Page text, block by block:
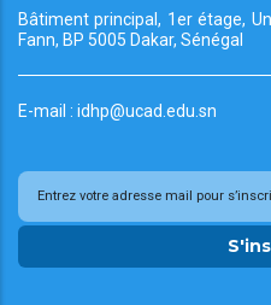
Bâtiment principal, 1er étage,
Fann, BP 5005 Dakar, Sénégal
E-mail : idhp@ucad.edu.sn